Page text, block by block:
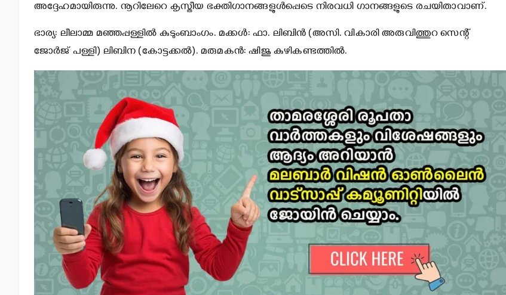
അദ്ദേഹമായിരുന്നു. നൂറിലേറെ കൃസ്തീയ ഭക്തിഗാനങ്ങളുള്‍പ്പെടെ നിരവധി ഗാനങ്ങളുടെ രചയിതാവാണ്.
ഭാര്യ: ലീലാമ്മ മഞ്ഞപ്പള്ളില്‍ കുടുംബാംഗം. മക്കള്‍: ഫാ. ലിബിന്‍ (അസി. വികാരി അരുവിത്തുറ സെന്റ്
ജോര്‍ജ് പള്ളി) ലിബിന (കോട്ടക്കല്‍). മരുമകന്‍: ഷിജു കുഴികണ്ടത്തില്‍.